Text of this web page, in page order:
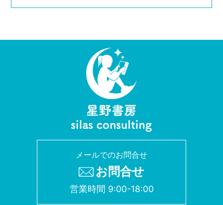
メールでのお問合せ
お問合せ
営業時間 9:00-18:00